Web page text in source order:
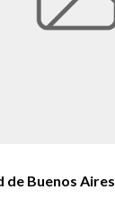
de Buenos Aires